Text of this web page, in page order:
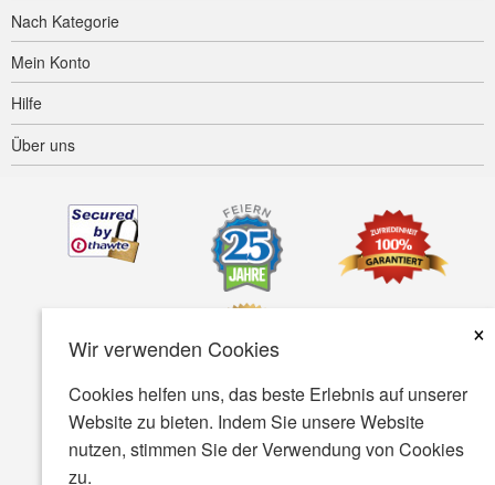
Wir verwenden Cookies
×
Cookies helfen uns, das beste Erlebnis auf unserer
Website zu bieten. Indem Sie unsere Website
nutzen, stimmen Sie der Verwendung von Cookies
zu.
Nach Kategorie
Mein Konto
Hilfe
Über uns